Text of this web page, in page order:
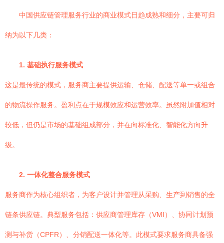
中国供应链管理服务行业的商业模式日趋成熟和细分，主要可归
纳为以下几类：
1. 基础执行服务模式
这是最传统的模式，服务商主要提供运输、仓储、配送等单一或组合
的物流操作服务。盈利点在于规模效应和运营效率。虽然附加值相对
较低，但仍是市场的基础组成部分，并在向标准化、智能化方向升
级。
2. 一体化整合服务模式
服务商作为核心组织者，为客户设计并管理从采购、生产到销售的全
链条供应链。典型服务包括：供应商管理库存（VMI）、协同计划预
测与补货（CPFR）、分销配送一体化等。此模式要求服务商具备强